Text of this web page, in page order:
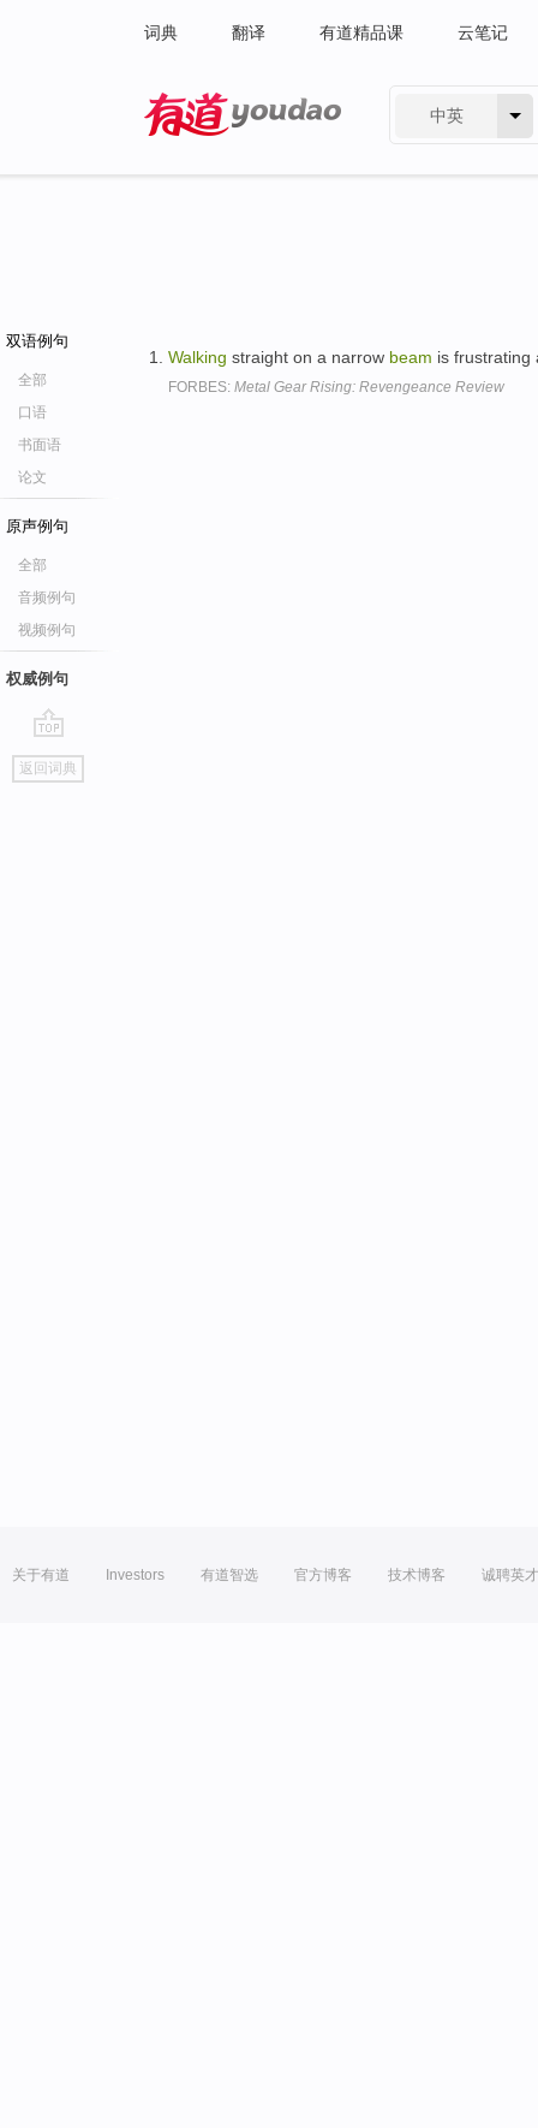
词典 翻译 有道精品课 云笔记
中英
双语例句
全部
口语
书面语
论文
原声例句
全部
音频例句
视频例句
权威例句
go
top
返回词典
Walking straight on a narrow beam is
FORBES: Metal Gear Rising: Revengeance Review
关于有道 Investors 有道智选 官方博客 技术博客 诚聘英才